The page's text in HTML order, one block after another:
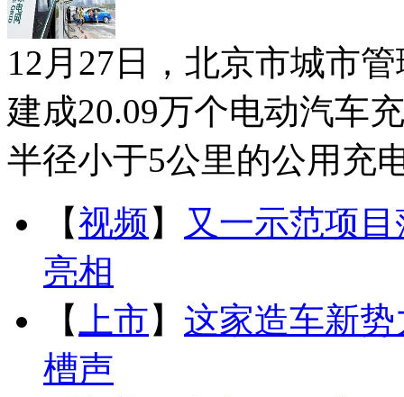
12月27日，北京市城市
建成20.09万个电动汽车
半径小于5公里的公用充
【视频 】
又一示范项
亮相
【
上市】 这家造车新
槽声